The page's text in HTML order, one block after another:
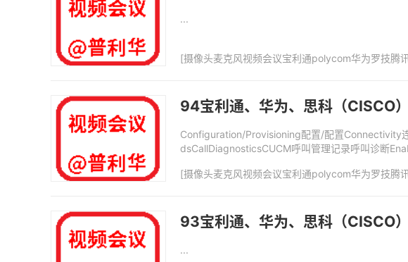
...
[摄像头麦克风视频会议宝利通polycom华为罗技腾
94宝利通、华为、思科（CISCO
Configuration/Provisioning配置/配置Connectivity
dsCallDiagnosticsCUCM呼叫管理记录呼叫诊断
[摄像头麦克风视频会议宝利通polycom华为罗技腾
93宝利通、华为、思科（CISCO
...